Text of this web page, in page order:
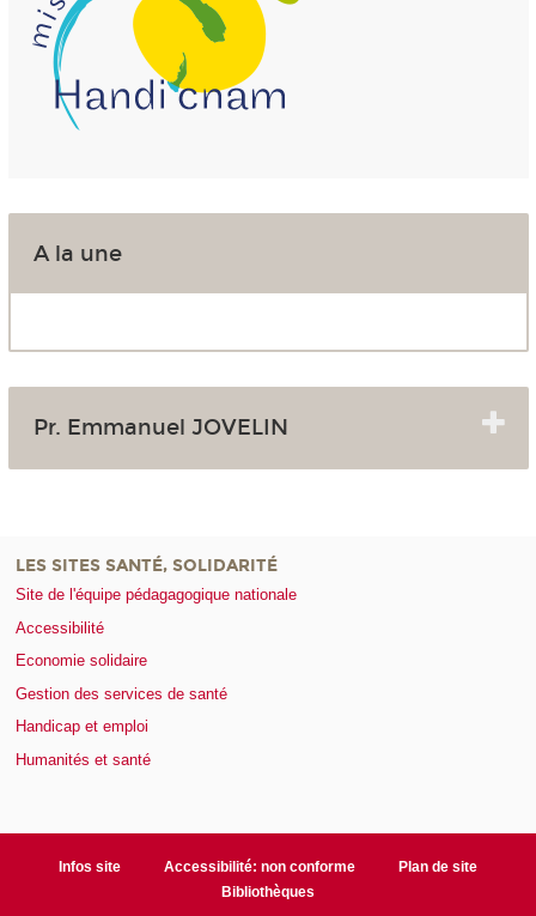
A la une
Pr. Emmanuel JOVELIN
LES SITES SANTÉ, SOLIDARITÉ
Site de l'équipe pédagagogique nationale
Accessibilité
Economie solidaire
Gestion des services de santé
Handicap et emploi
Humanités et santé
Infos site Accessibilité: non conforme
Plan de site
Bibliothèques